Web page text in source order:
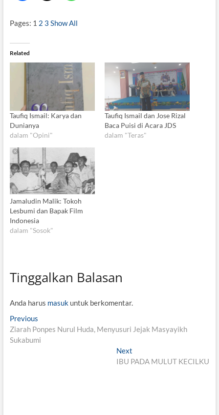
Pages: 1 2 3 Show All
Related
Taufiq Ismail: Karya dan
Dunianya
dalam "Opini"
Taufiq Ismail dan Jose Rizal
Baca Puisi di Acara JDS
dalam "Teras"
Jamaludin Malik: Tokoh
Lesbumi dan Bapak Film
Indonesia
dalam "Sosok"
Tinggalkan Balasan
Anda harus masukuntuk berkomentar.
N
a
Previous
r
e
Ziarah Ponpes Nurul Huda, Menyusuri Jejak Masyayikh
Sukabumi
Next
e
IBU PADA MULUT KECILKU